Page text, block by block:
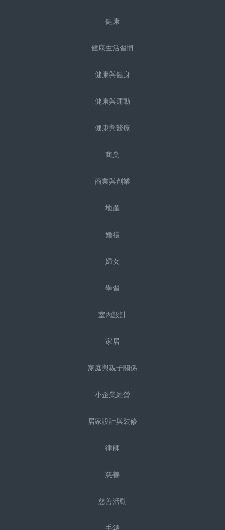
健康
健康生活習慣
健康與健身
健康與運動
健康與醫療
商業
商業與創業
地產
婚禮
婦女
學習
室內設計
家居
家庭與親子關係
小企業經營
居家設計與裝修
律師
慈善
慈善活動
手錶